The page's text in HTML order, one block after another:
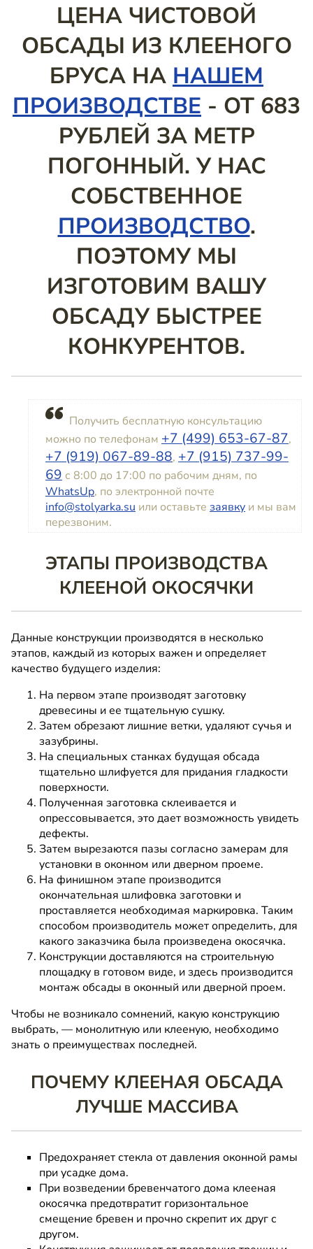
ЦЕНА ЧИСТОВОЙ
ОБСАДЫ ИЗ КЛЕЕНОГО
БРУСА НА НАШЕМ
ПРОИЗВОДСТВЕ - ОТ 683
РУБЛЕЙ ЗА МЕТР
ПОГОННЫЙ. У НАС
СОБСТВЕННОЕ
ПРОИЗВОДСТВО.
ПОЭТОМУ МЫ
ИЗГОТОВИМ ВАШУ
ОБСАДУ БЫСТРЕЕ
КОНКУРЕНТОВ.
Получить бесплатную консультацию
можно по телефонам +7 (499) 653-67-87,
+7 (919) 067-89-88, +7 (915) 737-99-
69 с 8:00 до 17:00 по рабочим дням, по
WhatsUp, по электронной почте
info@stolyarka.su или оставьте заявку и мы вам
перезвоним.
ЭТАПЫ ПРОИЗВОДСТВА
КЛЕЕНОЙ ОКОСЯЧКИ
Данные конструкции производятся в несколько
этапов, каждый из которых важен и определяет
качество будущего изделия:
На первом этапе производят заготовку
древесины и ее тщательную сушку.
Затем обрезают лишние ветки, удаляют сучья и
зазубрины.
На специальных станках будущая обсада
тщательно шлифуется для придания гладкости
поверхности.
Полученная заготовка склеивается и
опрессовывается, это дает возможность увидеть
дефекты.
Затем вырезаются пазы согласно замерам для
установки в оконном или дверном проеме.
На финишном этапе производится
окончательная шлифовка заготовки и
проставляется необходимая маркировка. Таким
способом производитель может определить, для
какого заказчика была произведена окосячка.
Конструкции доставляются на строительную
площадку в готовом виде, и здесь производится
монтаж обсады в оконный или дверной проем.
Чтобы не возникало сомнений, какую конструкцию
выбрать, — монолитную или клееную, необходимо
знать о преимуществах последней.
ПОЧЕМУ КЛЕЕНАЯ ОБСАДА
ЛУЧШЕ МАССИВА
Предохраняет стекла от давления оконной рамы
при усадке дома.
При возведении бревенчатого дома клееная
окосячка предотвратит горизонтальное
смещение бревен и прочно скрепит их друг с
другом.